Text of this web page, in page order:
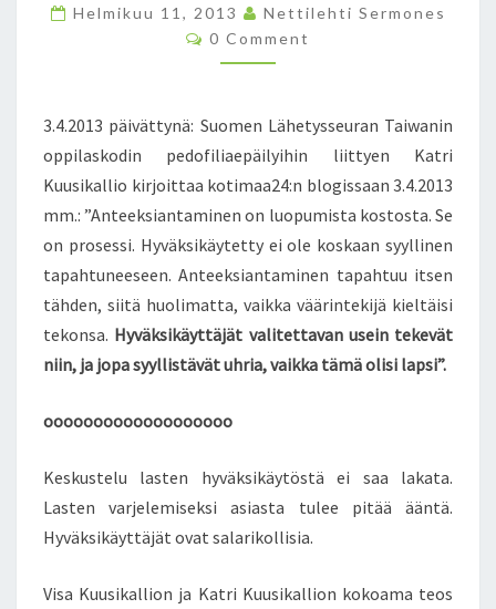
T
E
N
V
Ä
K
S
K
Ä
Y
T
Ö
S
S
E
V
Y
Helmikuu 11, 2013
Nettilehti Sermones
C
O
N
T
S
0 Comment
3.4.2013 päivättynä: Suomen Lähetysseuran Taiwanin
oppilaskodin pedofiliaepäilyihin liittyen Katri
Kuusikallio kirjoittaa kotimaa24:n blogissaan 3.4.2013
mm.: ”Anteeksiantaminen on luopumista kostosta. Se
on prosessi. Hyväksikäytetty ei ole koskaan syyllinen
tapahtuneeseen. Anteeksiantaminen tapahtuu itsen
tähden, siitä huolimatta, vaikka väärintekijä kieltäisi
tekonsa. Hyväksikäyttäjät valitettavan usein tekevät
niin, ja jopa syyllistävät uhria, vaikka tämä olisi lapsi”.
ooooooooooooooooooo
Keskustelu lasten hyväksikäytöstä ei saa lakata.
Lasten varjelemiseksi asiasta tulee pitää ääntä.
Hyväksikäyttäjät ovat salarikollisia.
Visa Kuusikallion ja Katri Kuusikallion kokoama teos